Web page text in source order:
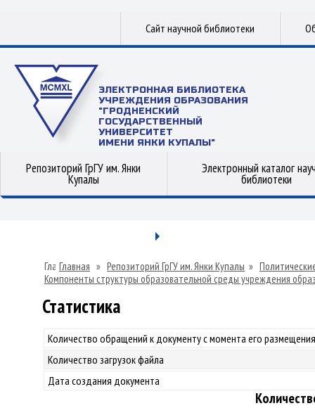
Сайт научной библиотеки
ЭЛЕКТРОННАЯ БИБЛИОТЕКА
УЧРЕЖДЕНИЯ ОБРАЗОВАНИЯ
"ГРОДНЕНСКИЙ
ГОСУДАРСТВЕННЫЙ
УНИВЕРСИТЕТ
ИМЕНИ ЯНКИ КУПАЛЫ"
Репозиторий ГрГУ им. Янки
Купалы
Электронный каталог
библиотеки
Главная » Репозиторий ГрГУ им. Янки Купалы »
Компоненты структуры образовательной среды учреждения
Статистика
Количество обращений к документу с момента его
Количество загрузок файла
Дата создания документа